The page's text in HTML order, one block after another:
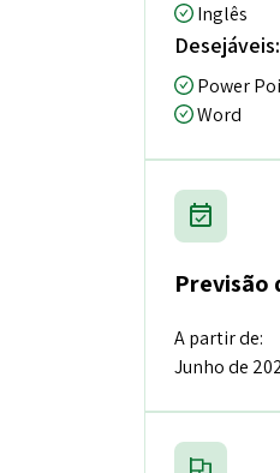
Inglês
Desejáveis:
Power
Word
event_available
Previsão
A partir de:
Junho de